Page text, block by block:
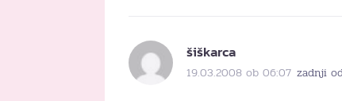
šiškarca
19.03.2008 ob 06:07 zadnji